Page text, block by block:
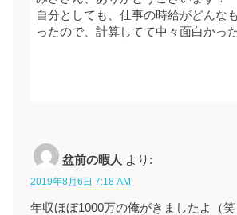
自分としても、仕事の時給がどんな
ったので、計算してて中々面白かっ
盆前の暇人 より:
2019年8月6日 7:18 AM
年収ほぼ1000万の俺がきましたよ（笑